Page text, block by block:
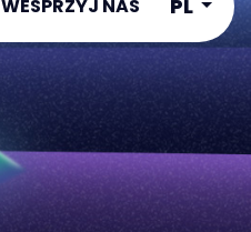
WESPRZYJ NAS PL